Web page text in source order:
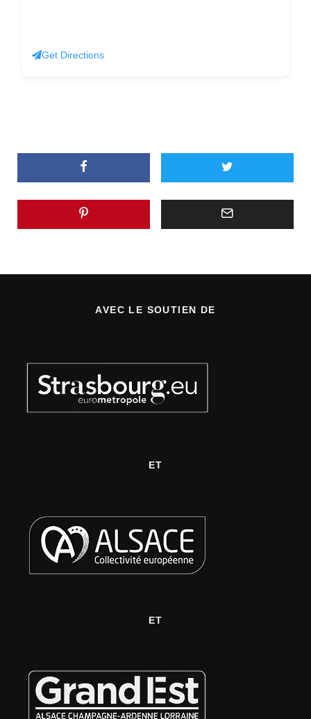
Get Directions
AVEC LE SOUTIEN DE
ET
ET